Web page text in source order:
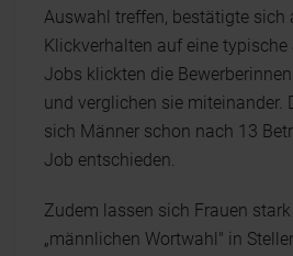
Auswahl treffen, bestätigte sich
Klickverhalten auf eine
Jobs klickten die
und verglichen sie miteinander.
sich Männer schon nach 13
Job entschieden.
Zudem lassen sich Frauen
„männlichen Wortwahl" in